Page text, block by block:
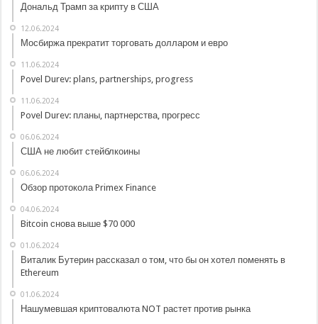
Дональд Трамп за крипту в США
12.06.2024
Мосбиржа прекратит торговать долларом и евро
11.06.2024
Povel Durev: plans, partnerships, progress
11.06.2024
Povel Durev: планы, партнерства, прогресс
06.06.2024
США не любит стейблкоины
06.06.2024
Обзор протокола Primex Finance
04.06.2024
Bitcoin снова выше $70 000
01.06.2024
Виталик Бутерин рассказал о том, что бы он хотел поменять в
Ethereum
01.06.2024
Нашумевшая криптовалюта NOT растет против рынка